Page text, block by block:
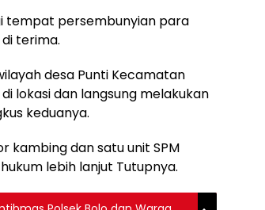
tempat persembunyian para
terima.
desa Punti Kecamatan
lokasi dan langsung melakukan
keduanya.
kambing dan satu unit SPM
lebih lanjut Tutupnya.